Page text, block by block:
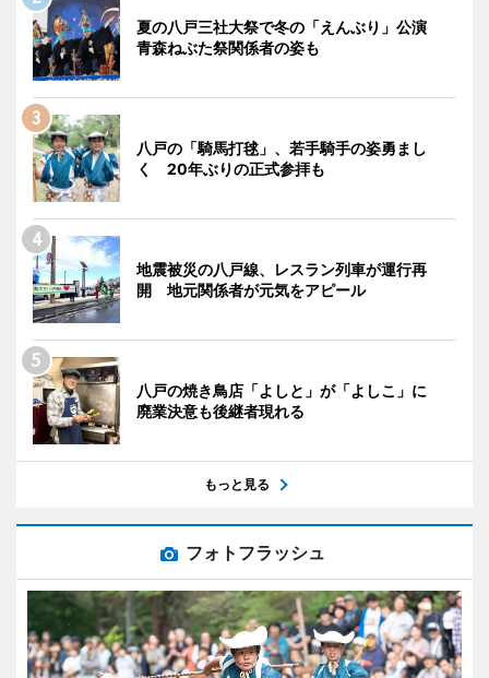
夏の八戸三社大祭で冬の「えんぶり」公演
青森ねぶた祭関係者の姿も
八戸の「騎馬打毬」、若手騎手の姿勇まし
く 20年ぶりの正式参拝も
地震被災の八戸線、レスラン列車が運行再
開 地元関係者が元気をアピール
八戸の焼き鳥店「よしと」が「よしこ」に
廃業決意も後継者現れる
もっと見る
フォトフラッシュ